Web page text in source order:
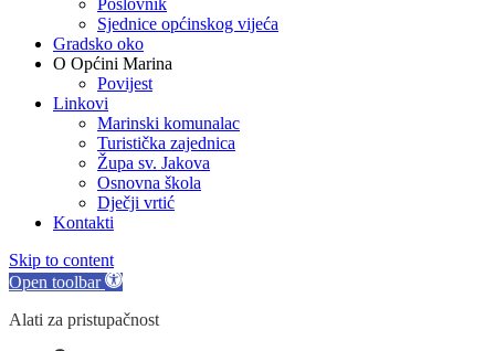
Poslovnik
Sjednice općinskog vijeća
Gradsko oko
O Općini Marina
Povijest
Linkovi
Marinski komunalac
Turistička zajednica
Župa sv. Jakova
Osnovna škola
Dječji vrtić
Kontakti
Skip to content
Open toolbar
Alati za pristupačnost